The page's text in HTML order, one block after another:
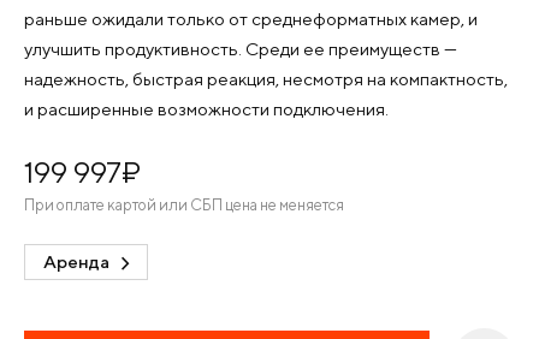
раньше ожидали только от среднеформатных камер, и
улучшить продуктивность. Среди ее преимуществ —
надежность, быстрая реакция, несмотря на компактность,
и расширенные возможности подключения.
199 997¤
При оплате картой или СБП цена не меняется
Аренда